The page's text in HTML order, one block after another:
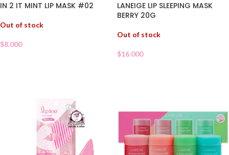
IN 2 IT MINT LIP MASK #02
Out of stock
$8.000
LANEIGE LIP SLEEPING MASK
BERRY 20G
Out of stock
$16.000